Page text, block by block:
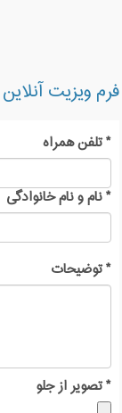
فرم ویزیت
*تلفن همراه
*نام و نام خانوادگی
*توضیحات
*تصویر از جلو